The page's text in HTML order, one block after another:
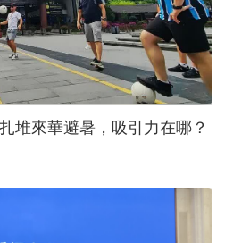
堆來華避暑，吸引力在哪？